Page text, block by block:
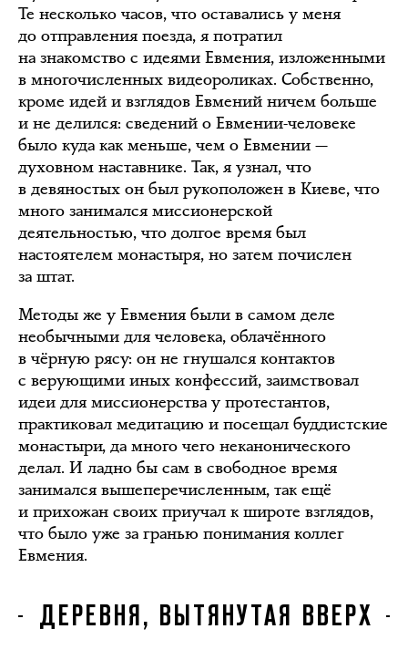
Те несколько часов, что оставались у меня
до отправления поезда, я потратил
на знакомство с идеями Евмения, изложенными
в многочисленных видеороликах. Собственно,
кроме идей и взглядов Евмений ничем больше
и не делился: сведений о Евмении-человеке
было куда как меньше, чем о Евмении —
духовном наставнике. Так, я узнал, что
в девяностых он был рукоположен в Киеве, что
много занимался миссионерской
деятельностью, что долгое время был
настоятелем монастыря, но затем почислен
за штат.
Методы же у Евмения были в самом деле
необычными для человека, облачённого
в чёрную рясу: он не гнушался контактов
с верующими иных конфессий, заимствовал
идеи для миссионерства у протестантов,
практиковал медитацию и посещал буддистские
монастыри, да много чего неканонического
делал. И ладно бы сам в свободное время
занимался вышеперечисленным, так ещё
и прихожан своих приучал к широте взглядов,
что было уже за гранью понимания коллег
Евмения.
ДЕРЕВНЯ, ВЫТЯНУТАЯ ВВЕРХ